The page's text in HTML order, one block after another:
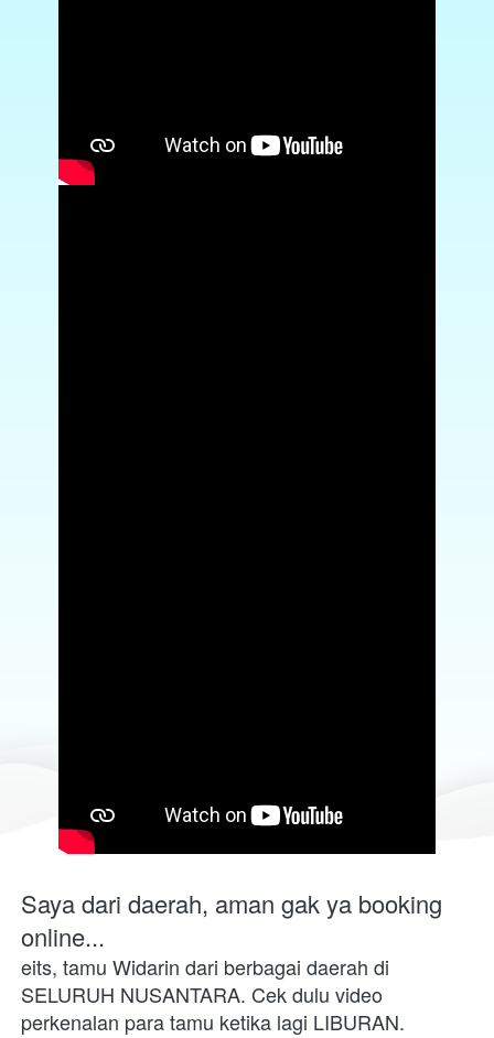
Saya dari daerah, aman gak ya booking
online...
eits, tamu Widarin dari berbagai daerah di
SELURUH NUSANTARA. Cek dulu video
perkenalan para tamu ketika lagi LIBURAN.